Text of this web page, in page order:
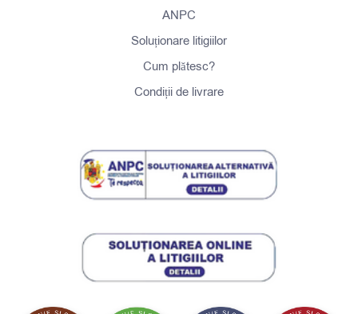
ANPC
Soluționare litigiilor
Cum plătesc?
Condiții de livrare